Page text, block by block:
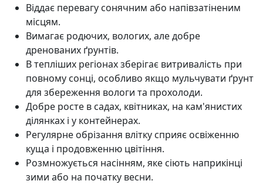
Віддає перевагу сонячним або напівзатіненим
місцям.
Вимагає родючих, вологих, але добре
дренованих ґрунтів.
В тепліших регіонах зберігає витривалість при
повному сонці, особливо якщо мульчувати ґрунт
для збереження вологи та прохолоди.
Добре росте в садах, квітниках, на кам'янистих
ділянках і у контейнерах.
Регулярне обрізання влітку сприяє освіженню
куща і продовженню цвітіння.
Розмножується насінням, яке сіють наприкінці
зими або на початку весни.